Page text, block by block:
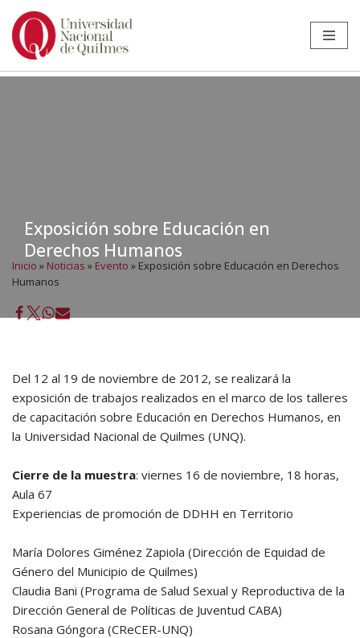
Ir
Exposición sobre Educación en
Derechos Humanos
Inicio » Noticias » Evento » Exposición sobre Educación en Derechos
Humanos
Del 12 al 19 de noviembre de 2012, se realizará la
exposición de trabajos realizados en el marco de los talleres
de capacitación sobre Educación en Derechos Humanos, en
la Universidad Nacional de Quilmes (UNQ).
Cierre de la muestra: viernes 16 de noviembre, 18 horas,
Aula 67
Experiencias de promoción de DDHH en Territorio
María Dolores Giménez Zapiola (Dirección de Equidad de
Género del Municipio de Quilmes)
Claudia Bani (Programa de Salud Sexual y Reproductiva de la
Dirección General de Políticas de Juventud CABA)
Rosana Góngora (CReCER-UNQ)